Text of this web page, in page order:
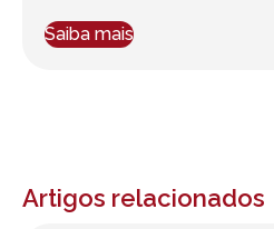
Saiba mais
Artigos relacionados